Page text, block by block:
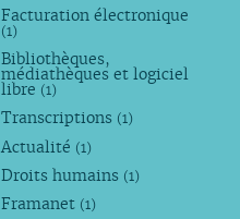
Facturation électronique
(1)
Bibliothèques,
médiathèques et logiciel
libre (1)
Transcriptions (1)
Actualité (1)
Droits humains (1)
Framanet (1)